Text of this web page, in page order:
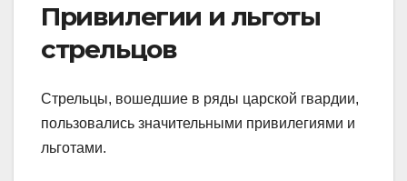
Привилегии и льготы
стрельцов
Стрельцы, вошедшие в ряды царской гвардии,
пользовались значительными привилегиями и
льготами.